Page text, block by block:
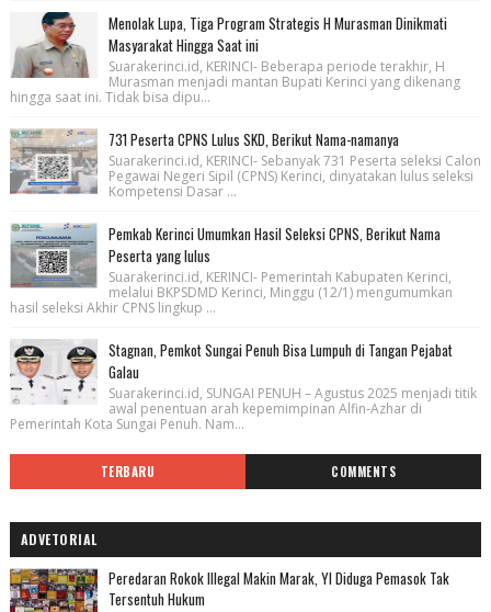
Menolak Lupa, Tiga Program Strategis H Murasman Dinikmati
Masyarakat Hingga Saat ini
Suarakerinci.id, KERINCI- Beberapa periode terakhir, H
Murasman menjadi mantan Bupati Kerinci yang dikenang
hingga saat ini. Tidak bisa dipu...
731 Peserta CPNS Lulus SKD, Berikut Nama-namanya
Suarakerinci.id, KERINCI- Sebanyak 731 Peserta seleksi Calon
Pegawai Negeri Sipil (CPNS) Kerinci, dinyatakan lulus seleksi
Kompetensi Dasar ...
Pemkab Kerinci Umumkan Hasil Seleksi CPNS, Berikut Nama
Peserta yang lulus
Suarakerinci.id, KERINCI- Pemerintah Kabupaten Kerinci,
melalui BKPSDMD Kerinci, Minggu (12/1) mengumumkan
hasil seleksi Akhir CPNS lingkup ...
Stagnan, Pemkot Sungai Penuh Bisa Lumpuh di Tangan Pejabat
Galau
Suarakerinci.id, SUNGAI PENUH – Agustus 2025 menjadi titik
awal penentuan arah kepemimpinan Alfin-Azhar di
Pemerintah Kota Sungai Penuh. Nam...
TERBARU COMMENTS
ADVETORIAL
Peredaran Rokok Illegal Makin Marak, YI Diduga Pemasok Tak
Tersentuh Hukum